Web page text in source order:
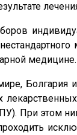
медицине.
При этом